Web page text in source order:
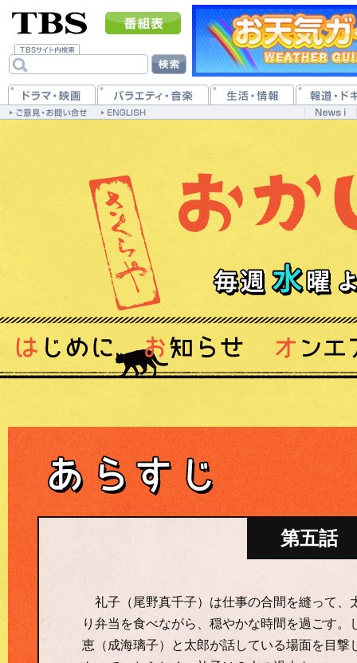
はじめに お知らせ
第五話
礼子（尾野真千子）は仕事の合間を縫って、
り弁当を食べながら、穏やかな時間を過ごす
恵（成海璃子）と太郎が話している場面を目